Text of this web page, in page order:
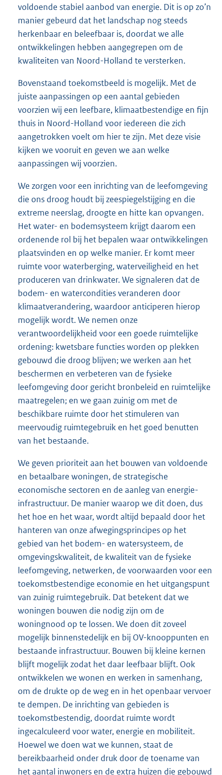
voldoende stabiel aanbod van energie. Dit is op zo’n
manier gebeurd dat het landschap nog steeds
herkenbaar en beleefbaar is, doordat we alle
ontwikkelingen hebben aangegrepen om de
kwaliteiten van Noord-Holland te versterken.
Bovenstaand toekomstbeeld is mogelijk. Met de
juiste aanpassingen op een aantal gebieden
voorzien wij een leefbare, klimaatbestendige en fijn
thuis in Noord-Holland voor iedereen die zich
aangetrokken voelt om hier te zijn. Met deze visie
kijken we vooruit en geven we aan welke
aanpassingen wij voorzien.
We zorgen voor een inrichting van de leefomgeving
die ons droog houdt bij zeespiegelstijging en die
extreme neerslag, droogte en hitte kan opvangen.
Het water- en bodemsysteem krijgt daarom een
ordenende rol bij het bepalen waar ontwikkelingen
plaatsvinden en op welke manier. Er komt meer
ruimte voor waterberging, waterveiligheid en het
produceren van drinkwater. We signaleren dat de
bodem- en watercondities veranderen door
klimaatverandering, waardoor anticiperen hierop
mogelijk wordt. We nemen onze
verantwoordelijkheid voor een goede ruimtelijke
ordening: kwetsbare functies worden op plekken
gebouwd die droog blijven; we werken aan het
beschermen en verbeteren van de fysieke
leefomgeving door gericht bronbeleid en ruimtelijke
maatregelen; en we gaan zuinig om met de
beschikbare ruimte door het stimuleren van
meervoudig ruimtegebruik en het goed benutten
van het bestaande.
We geven prioriteit aan het bouwen van voldoende
en betaalbare woningen, de strategische
economische sectoren en de aanleg van energie-
infrastructuur. De manier waarop we dit doen, dus
het hoe en het waar, wordt altijd bepaald door het
hanteren van onze afwegingsprincipes op het
gebied van het bodem- en watersysteem, de
omgevingskwaliteit, de kwaliteit van de fysieke
leefomgeving, netwerken, de voorwaarden voor een
toekomstbestendige economie en het uitgangspunt
van zuinig ruimtegebruik. Dat betekent dat we
woningen bouwen die nodig zijn om de
woningnood op te lossen. We doen dit zoveel
mogelijk binnenstedelijk en bij OV-knooppunten en
bestaande infrastructuur. Bouwen bij kleine kernen
blijft mogelijk zodat het daar leefbaar blijft. Ook
ontwikkelen we wonen en werken in samenhang,
om de drukte op de weg en in het openbaar vervoer
te dempen. De inrichting van gebieden is
toekomstbestendig, doordat ruimte wordt
ingecalculeerd voor water, energie en mobiliteit.
Hoewel we doen wat we kunnen, staat de
bereikbaarheid onder druk door de toename van
het aantal inwoners en de extra huizen die gebouwd